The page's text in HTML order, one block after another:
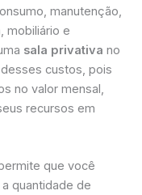
manutenção,
mobiliário e
sala privativa no
custos, pois
no valor mensal,
recursos em
que você
quantidade de